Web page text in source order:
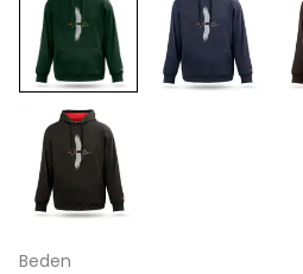
Beden